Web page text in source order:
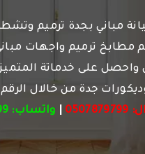
مباني بجدة ترميم
مطابخ ترميم واجهات
واحصل على خدماتة
جدة من خالال
0507879799 واتساب: